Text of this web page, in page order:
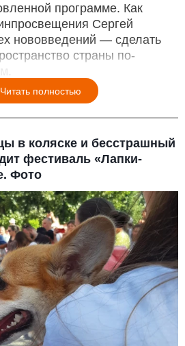
программе. Как
Сергей
нововведений — сделать
страны по-
Читать полностью
в коляске и бесстрашный
фестиваль «Лапки-
Фото